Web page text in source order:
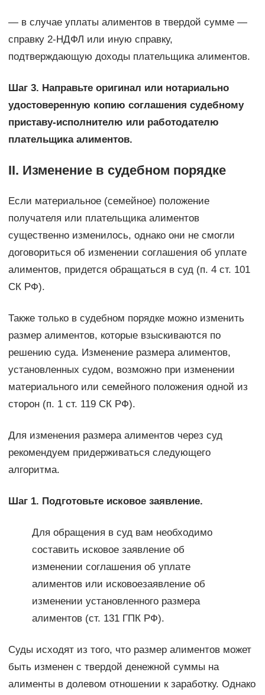
— в случае уплаты алиментов в твердой сумме —
справку 2-НДФЛ или иную справку,
подтверждающую доходы плательщика алиментов.
Шаг 3. Направьте оригинал или нотариально
удостоверенную копию соглашения судебному
приставу-исполнителю или работодателю
плательщика алиментов.
II. Изменение в судебном порядке
Если материальное (семейное) положение
получателя или плательщика алиментов
существенно изменилось, однако они не смогли
договориться об изменении соглашения об уплате
алиментов, придется обращаться в суд (п. 4 ст. 101
СК РФ).
Также только в судебном порядке можно изменить
размер алиментов, которые взыскиваются по
решению суда. Изменение размера алиментов,
установленных судом, возможно при изменении
материального или семейного положения одной из
сторон (п. 1 ст. 119 СК РФ).
Для изменения размера алиментов через суд
рекомендуем придерживаться следующего
алгоритма.
Шаг 1. Подготовьте исковое заявление.
Для обращения в суд вам необходимо
составить исковое заявление об
изменении соглашения об уплате
алиментов или исковоезаявление об
изменении установленного размера
алиментов (ст. 131 ГПК РФ).
Суды исходят из того, что размер алиментов может
быть изменен с твердой денежной суммы на
алименты в долевом отношении к заработку. Однако